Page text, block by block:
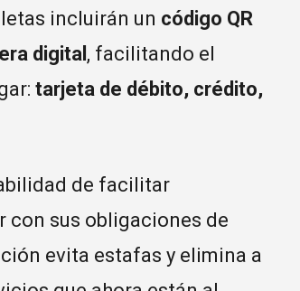
incluirán un código QR
digital , facilitando el
tarjeta de débito, crédito,
de facilitar
con sus obligaciones de
evita estafas y elimina a